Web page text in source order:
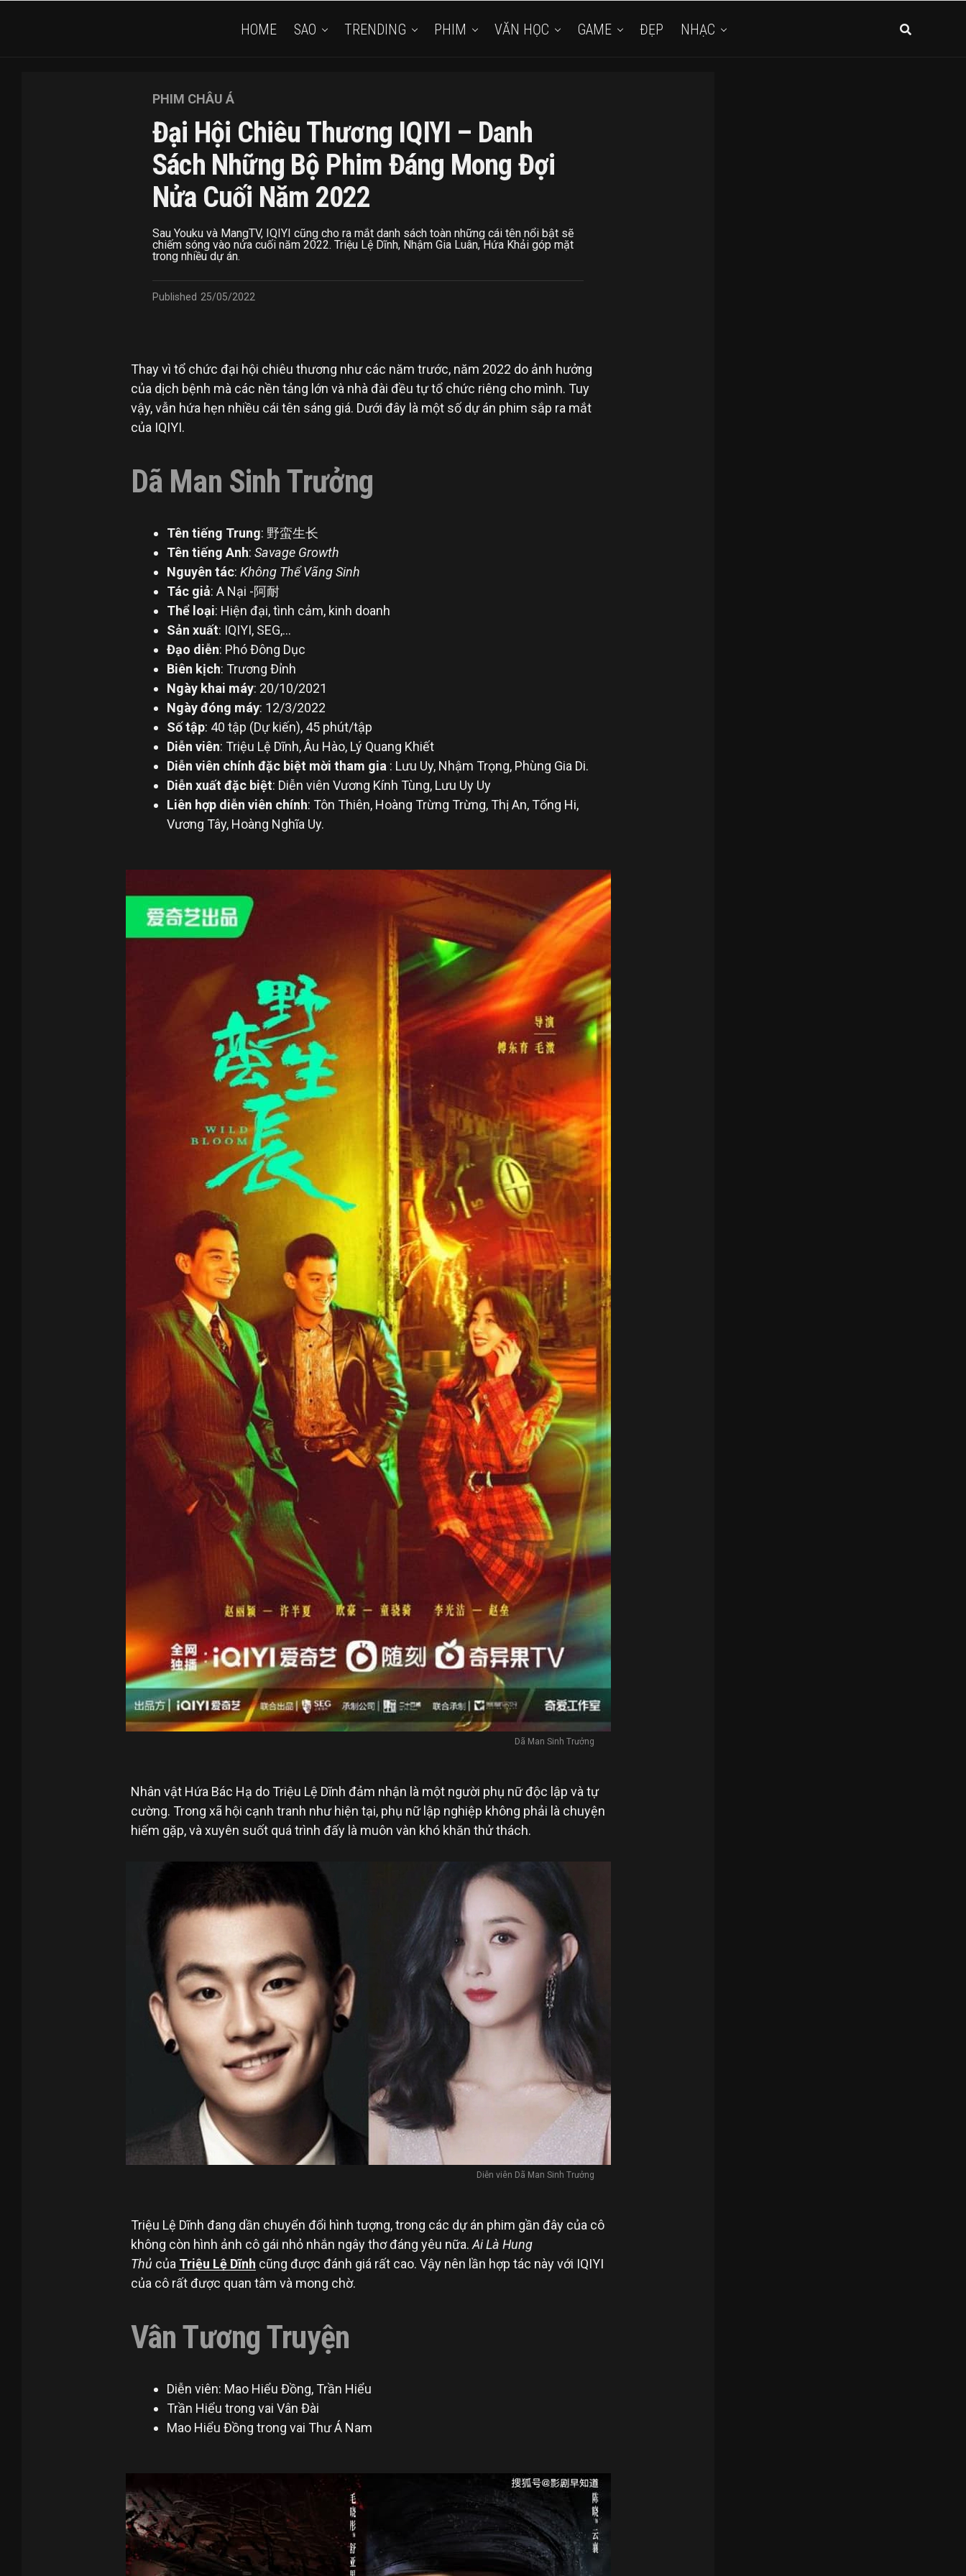
HOME SAO TRENDING PHIM VĂN HỌC GAME ĐẸP NHẠC
PHIM CHÂU Á
Đại Hội Chiêu Thương IQIYI – Danh
Sách Những Bộ Phim Đáng Mong Đợi
Nửa Cuối Năm 2022
Sau Youku và MangTV, IQIYI cũng cho ra mắt danh sách toàn những cái tên nổi bật sẽ
chiếm sóng vào nửa cuối năm 2022. Triệu Lệ Dĩnh, Nhậm Gia Luân, Hứa Khải góp mặt
trong nhiều dự án.
Published 25/05/2022
Thay vì tổ chức đại hội chiêu thương như các năm trước, năm 2022 do ảnh hưởng
của dịch bệnh mà các nền tảng lớn và nhà đài đều tự tổ chức riêng cho mình. Tuy
vậy, vẫn hứa hẹn nhiều cái tên sáng giá. Dưới đây là một số dự án phim sắp ra mắt
của IQIYI.
Dã Man Sinh Trưởng
Tên tiếng Trung: 野蛮生长
Tên tiếng Anh: Savage Growth
Nguyên tác: Không Thể Vãng Sinh
Tác giả: A Nại -阿耐
Thể loại: Hiện đại, tình cảm, kinh doanh
Sản xuất: IQIYI, SEG,…
Đạo diễn: Phó Đông Dục
Biên kịch: Trương Đỉnh
Ngày khai máy: 20/10/2021
Ngày đóng máy: 12/3/2022
Số tập: 40 tập (Dự kiến), 45 phút/tập
Diễn viên: Triệu Lệ Dĩnh, Âu Hào, Lý Quang Khiết
Diễn viên chính đặc biệt mời tham gia : Lưu Uy, Nhậm Trọng, Phùng Gia Di.
Diễn xuất đặc biệt: Diễn viên Vương Kính Tùng, Lưu Uy Uy
Liên hợp diễn viên chính: Tôn Thiên, Hoàng Trừng Trừng, Thị An, Tống Hi,
Vương Tây, Hoàng Nghĩa Uy.
Dã Man Sinh Trưởng
Nhân vật Hứa Bác Hạ do Triệu Lệ Dĩnh đảm nhận là một người phụ nữ độc lập và tự
cường. Trong xã hội cạnh tranh như hiện tại, phụ nữ lập nghiệp không phải là chuyện
hiếm gặp, và xuyên suốt quá trình đấy là muôn vàn khó khăn thử thách.
Diễn viên Dã Man Sinh Trưởng
Triệu Lệ Dĩnh đang dần chuyển đổi hình tượng, trong các dự án phim gần đây của cô
không còn hình ảnh cô gái nhỏ nhắn ngây thơ đáng yêu nữa. Ai Là Hung
Thủ của Triệu Lệ Dĩnh cũng được đánh giá rất cao. Vậy nên lần hợp tác này với IQIYI
của cô rất được quan tâm và mong chờ.
Vân Tương Truyện
Diễn viên: Mao Hiểu Đồng, Trần Hiểu
Trần Hiểu trong vai Vân Đài
Mao Hiểu Đồng trong vai Thư Á Nam